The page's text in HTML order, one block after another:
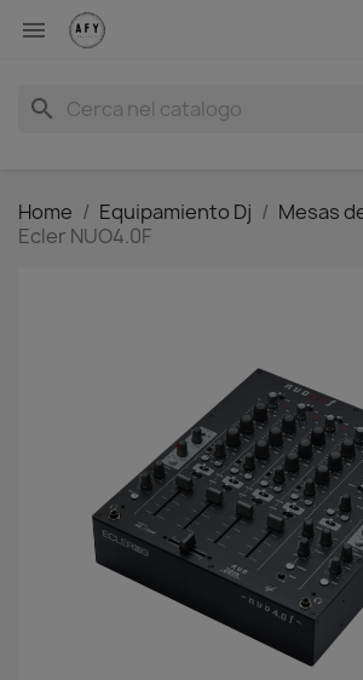

search
Home Equipamiento Dj
Mesas
Ecler NUO4.0F